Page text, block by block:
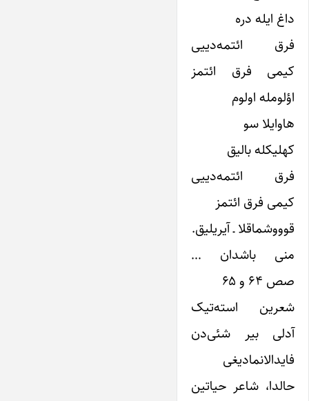
داغ ایله دره
فرق ائتمه‌دییی
کیمی فرق ائتمز
اؤلومله اولوم
هاوایلا سو
کهلیکله بالیق
فرق ائتمه‌دییی
کیمی فرق ائتمز
قوووشماقلا ـ آیریلیق.
منی باشدان …
صص ۶۴ و ۶۵
شعرین استه‌‌‌تیک
آدلی بیر شئی‌‌‌دن
فایدالانمادیغی
حالدا، شاعر حیاتین